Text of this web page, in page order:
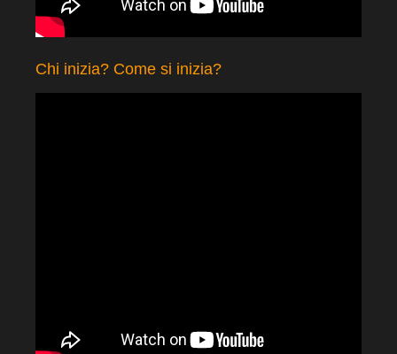
Chi inizia? Come si inizia?